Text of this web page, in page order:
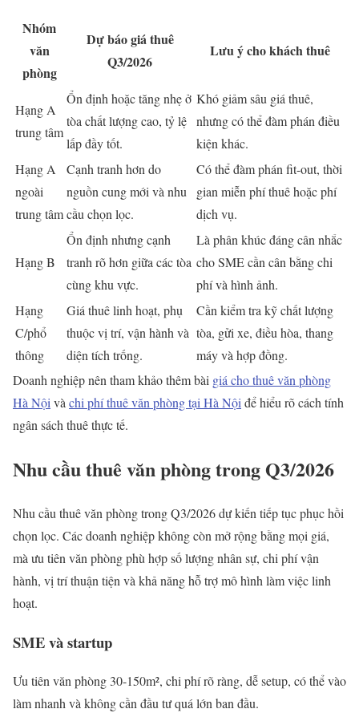
Nhóm
văn
phòng
Dự báo giá thuê
Q3/2026
Lưu ý cho khách thuê
Hạng A
trung tâm
Ổn định hoặc tăng nhẹ ở
tòa chất lượng cao, tỷ lệ
lấp đầy tốt.
Khó giảm sâu giá thuê,
nhưng có thể đàm phán điều
kiện khác.
Hạng A
ngoài
trung tâm
Cạnh tranh hơn do
nguồn cung mới và nhu
cầu chọn lọc.
Có thể đàm phán fit-out, thời
gian miễn phí thuê hoặc phí
dịch vụ.
Hạng B
Ổn định nhưng cạnh
tranh rõ hơn giữa các tòa
cùng khu vực.
Là phân khúc đáng cân nhắc
cho SME cần cân bằng chi
phí và hình ảnh.
Hạng
C/phổ
thông
Giá thuê linh hoạt, phụ
thuộc vị trí, vận hành và
diện tích trống.
Cần kiểm tra kỹ chất lượng
tòa, gửi xe, điều hòa, thang
máy và hợp đồng.
Doanh nghiệp nên tham khảo thêm bài giá cho thuê văn phòng
Hà Nội và chi phí thuê văn phòng tại Hà Nội để hiểu rõ cách tính
ngân sách thuê thực tế.
Nhu cầu thuê văn phòng trong Q3/2026
Nhu cầu thuê văn phòng trong Q3/2026 dự kiến tiếp tục phục hồi
chọn lọc. Các doanh nghiệp không còn mở rộng bằng mọi giá,
mà ưu tiên văn phòng phù hợp số lượng nhân sự, chi phí vận
hành, vị trí thuận tiện và khả năng hỗ trợ mô hình làm việc linh
hoạt.
SME và startup
Ưu tiên văn phòng 30-150m², chi phí rõ ràng, dễ setup, có thể vào
làm nhanh và không cần đầu tư quá lớn ban đầu.